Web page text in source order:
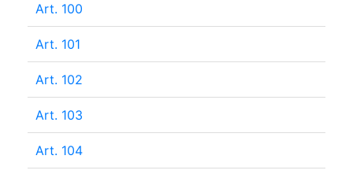
Art. 100
Art. 101
Art. 102
Art. 103
Art. 104